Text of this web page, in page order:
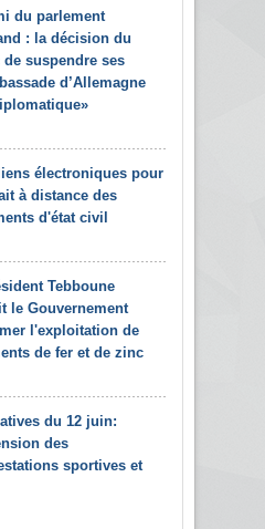
du parlement
: la décision du
de suspendre ses
d’Allemagne
électroniques pour
à distance des
d'état civil
Tebboune
le Gouvernement
l'exploitation de
de fer et de zinc
du 12 juin:
des
sportives et